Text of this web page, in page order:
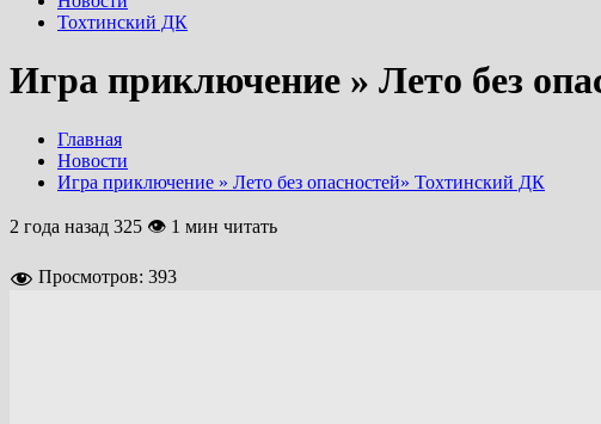
Тохтинский ДК
Игра приключение » Лето без
Главная
Новости
Игра приключение » Лето без опасностей» Тохтинский ДК
2 года назад 325 👁 1 мин читать
Просмотров: 393